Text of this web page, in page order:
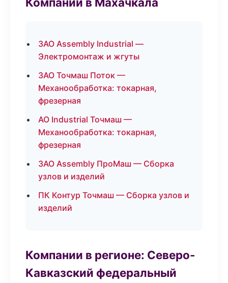
ЗАО Assembly Industrial —
Электромонтаж и жгуты
ЗАО Точмаш Поток —
Механообработка: токарная,
фрезерная
АО Industrial Точмаш —
Механообработка: токарная,
фрезерная
ЗАО Assembly ПроМаш — Сборка
узлов и изделий
ПК Контур Точмаш — Сборка узлов и
изделий
Компании в регионе: Северо-
Кавказский федеральный